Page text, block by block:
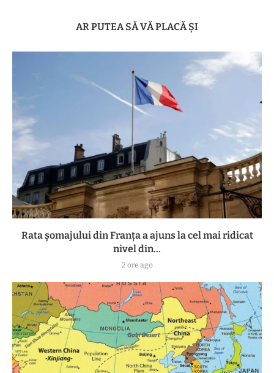
AR PUTEA SĂ VĂ PLACĂ ȘI
Rata șomajului din Franța a ajuns la cel mai ridicat
nivel din...
2 ore ago